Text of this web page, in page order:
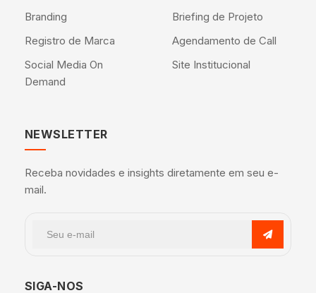
Branding
Registro de Marca
Social Media On
Demand
Briefing de Projeto
Agendamento de Call
Site Institucional
NEWSLETTER
Receba novidades e insights diretamente em seu e-
mail.
SIGA-NOS